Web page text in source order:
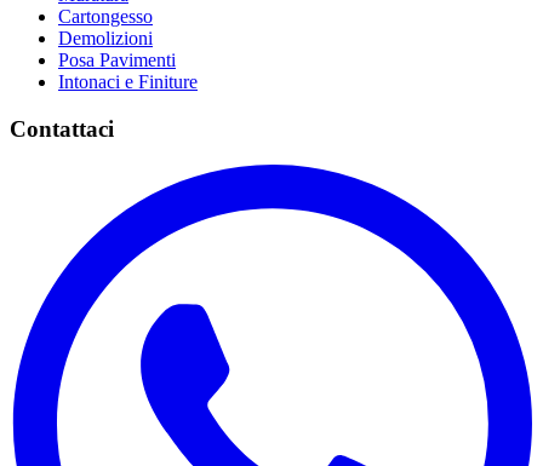
Cartongesso
Demolizioni
Posa Pavimenti
Intonaci e Finiture
Contattaci